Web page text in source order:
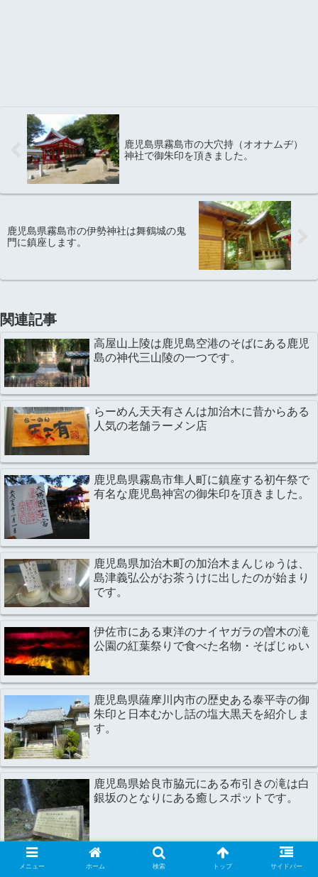
鹿児島県霧島市の大穴持（オオナムヂ）
神社で御朱印を頂きました。
鹿児島県霧島市の伊勢神社は舞鶴城の鬼
門に鎮座します。
関連記事
高屋山上陵は鹿児島空港のそばにある鹿児
島の神代三山陵の一つです。
らーめん天天有さんは加治木に昔からある
人気の老舗ラーメン店
鹿児島県霧島市隼人町に鎮座する初午祭で
有名な鹿児島神宮の御朱印を頂きました。
鹿児島県加治木町の加治木まんじゅうは、
島津義弘公がお茶うけに出したのが始まり
です。
伊佐市にある東洋のナイヤガラの曽木の滝
公園の紅葉祭りで食べた名物・そばじゅい
鹿児島県薩摩川内市の歴史ある泰平寺の御
朱印と日本むかし話の塩大黒天を紹介しま
す。
鹿児島県姶良市脇元にある布引きの滝は白
銀坂のとなりにある癒しスポットです。
鹿児島県姶良市加治木町の龍門司坂の古道
メニュー ホーム 検索 トップ サイドバー